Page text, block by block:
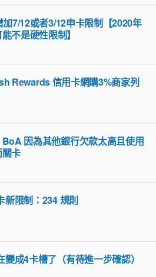
7/12或者3/12申卡限制【2020年
不是硬性限制】
Rewards 信用卡網購3%商家列
BoA 因為其他銀行欠款太高且使用
卡
新限制：234 規則
變成4卡槽了（有待進一步確認）